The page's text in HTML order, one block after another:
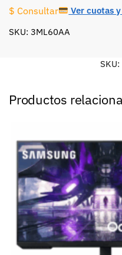
$ Consultar Ver cuotas
SKU: 3ML60AA
SKU:
Productos